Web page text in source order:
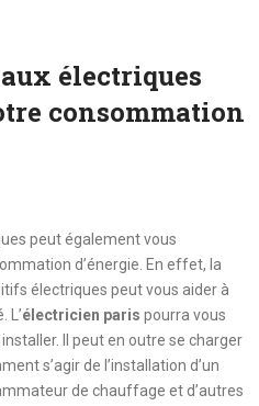
électriques
consommation
peut également vous
d’énergie. En effet, la
électriques peut vous aider à
L’électricien paris pourra vous
Il peut en outre se charger
s’agir de l’installation d’un
de chauffage et d’autres